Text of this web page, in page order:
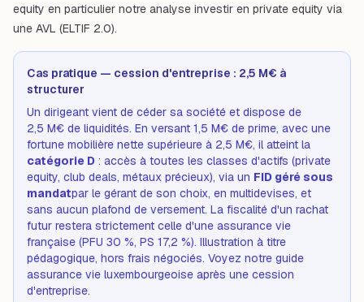
equity en particulier notre analyse investir en private equity via
une AVL (ELTIF 2.0).
Cas pratique — cession d'entreprise : 2,5 M€ à
structurer
Un dirigeant vient de céder sa société et dispose de
2,5 M€ de liquidités. En versant 1,5 M€ de prime, avec une
fortune mobilière nette supérieure à 2,5 M€, il atteint la
catégorie D : accès à toutes les classes d'actifs (private
equity, club deals, métaux précieux), via un FID géré sous
mandatpar le gérant de son choix, en multidevises, et
sans aucun plafond de versement. La fiscalité d'un rachat
futur restera strictement celle d'une assurance vie
française (PFU 30 %, PS 17,2 %). Illustration à titre
pédagogique, hors frais négociés. Voyez notre guide
assurance vie luxembourgeoise après une cession
d'entreprise.